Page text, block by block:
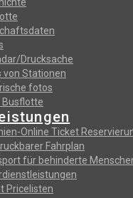
Drucksache
von Stationen
fotos
Busflotte
Online Ticket
Fahrplan
für behinderte
Pricelisten